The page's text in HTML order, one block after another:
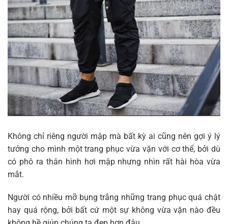
Không chỉ riêng người mập mà bất kỳ ai cũng nên gợi ý lý
tưởng cho mình một trang phục vừa vặn với cơ thể, bởi dù
có phô ra thân hình hơi mập nhưng nhìn rất hài hòa vừa
mắt.
Người có nhiều mỡ bụng trắng những trang phục quá chật
hay quá rộng, bởi bất cứ một sự không vừa vặn nào đều